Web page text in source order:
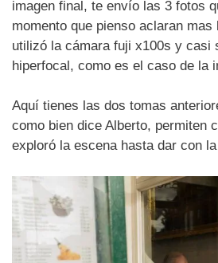
imagen final, te envío las 3 fotos
momento que pienso aclaran
utilizó la cámara fuji x100s y casi
hiperfocal, como es el caso de la
Aquí tienes las dos tomas
como bien dice Alberto, permiten
exploró la escena hasta dar con